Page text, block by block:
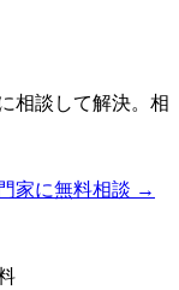
相談して解決。相
家に無料相談 →